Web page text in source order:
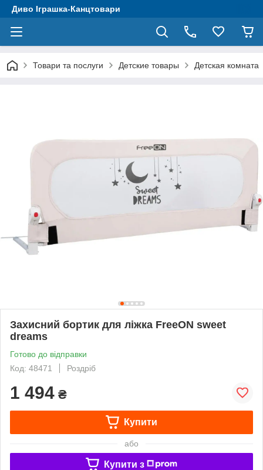
Диво Іграшка-Канцтовари
Товари та послуги Детские товары Детская комната
Захисний бортик для ліжка FreeON sweet
dreams
Готово до відправки
Код: 48471
Роздріб
1 494 ₴
Купити
або
Купити з